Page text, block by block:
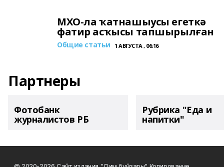
МХО-ла ҡатнашыусы егеткә
фатир асҡысы тапшырылған
Общие статьи 1 АВГУСТА , 06:16
Партнеры
Фотобанк
журналистов РБ
Рубрика "Еда и
напитки"